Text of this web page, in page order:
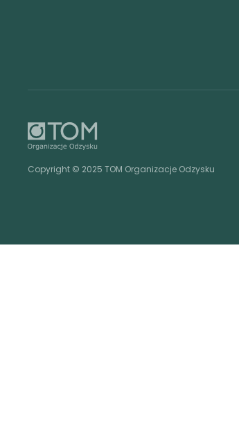
Copyright © 2025 TOM Organizacje Odzysku